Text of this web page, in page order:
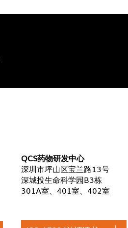
QCS药物研发中心
深圳市坪山区宝兰路13号
深城投生命科学园B3栋
301A室、401室、402室